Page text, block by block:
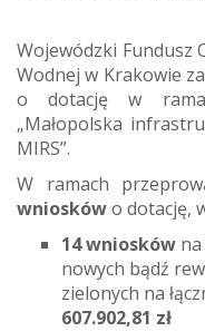
Wojewódzki Fundusz
Wodnej w Krakowie
o dotację w
„Małopolska
MIRS”.
W ramach
wnioskówo dotację,
14 wniosków
nowych bądź
zielonych na
607.902,81 zł